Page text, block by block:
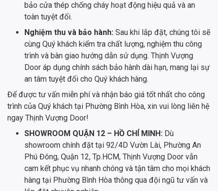
bảo cửa thép chống cháy hoạt động hiệu quả và an
toàn tuyệt đối.
Nghiệm thu và bảo hành: Sau khi lắp đặt, chúng tôi sẽ
cùng Quý khách kiểm tra chất lượng, nghiệm thu công
trình và bàn giao hướng dẫn sử dụng. Thịnh Vượng
Door áp dụng chính sách bảo hành dài hạn, mang lại sự
an tâm tuyệt đối cho Quý khách hàng.
Để được tư vấn miễn phí và nhận báo giá tốt nhất cho công
trình của Quý khách tại Phường Bình Hòa, xin vui lòng liên hệ
ngay Thịnh Vượng Door!
SHOWROOM QUẬN 12 – HỒ CHÍ MINH: Dù
showroom chính đặt tại 92/4D Vườn Lài, Phường An
Phú Đông, Quận 12, Tp.HCM, Thịnh Vượng Door vẫn
cam kết phục vụ nhanh chóng và tận tâm cho mọi khách
hàng tại Phường Bình Hòa thông qua đội ngũ tư vấn và